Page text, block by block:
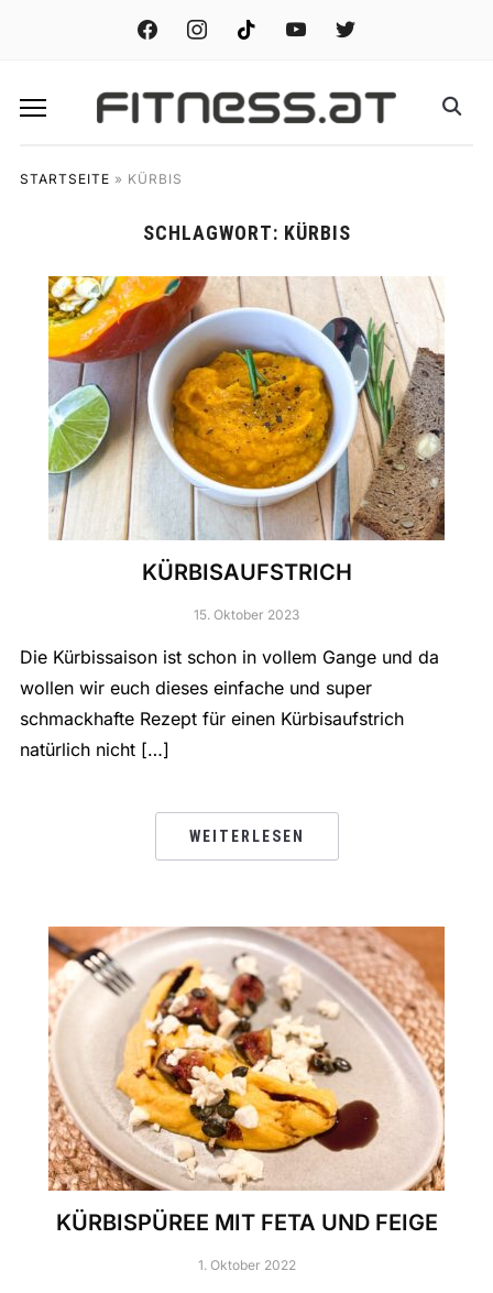
facebook instagramtiktok youtube twitter
STARTSEITE » KÜRBIS
SCHLAGWORT: KÜRBIS
KÜRBISAUFSTRICH
15. Oktober 2023
Die Kürbissaison ist schon in vollem Gange und da
wollen wir euch dieses einfache und super
schmackhafte Rezept für einen Kürbisaufstrich
natürlich nicht […]
WEITERLESEN
KÜRBISPÜREE MIT FETA UND FEIGE
1. Oktober 2022